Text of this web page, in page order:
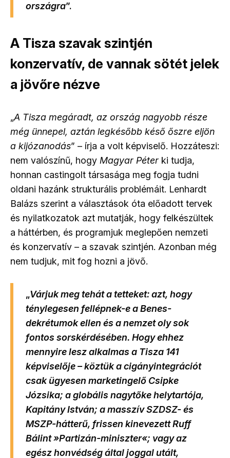
országra”.
A Tisza szavak szintjén
konzervatív, de vannak sötét jelek
a jövőre nézve
„A Tisza megáradt, az ország nagyobb része
még ünnepel, aztán legkésőbb késő őszre eljön
a kijózanodás” – írja a volt képviselő. Hozzáteszi:
nem valószínű, hogy Magyar Péter ki tudja,
honnan castingolt társasága meg fogja tudni
oldani hazánk strukturális problémáit. Lenhardt
Balázs szerint a választások óta előadott tervek
és nyilatkozatok azt mutatják, hogy felkészültek
a háttérben, és programjuk meglepően nemzeti
és konzervatív – a szavak szintjén. Azonban még
nem tudjuk, mit fog hozni a jövő.
„Várjuk meg tehát a tetteket: azt, hogy
ténylegesen fellépnek-e a Benes-
dekrétumok ellen és a nemzet oly sok
fontos sorskérdésében. Hogy ehhez
mennyire lesz alkalmas a Tisza 141
képviselője – köztük a cigányintegrációt
csak ügyesen marketingelő Csipke
Józsika; a globális nagytőke helytartója,
Kapitány István; a masszív SZDSZ- és
MSZP-hátterű, frissen kinevezett Ruff
Bálint »Partizán-miniszter«; vagy az
egész honvédség által joggal utált,